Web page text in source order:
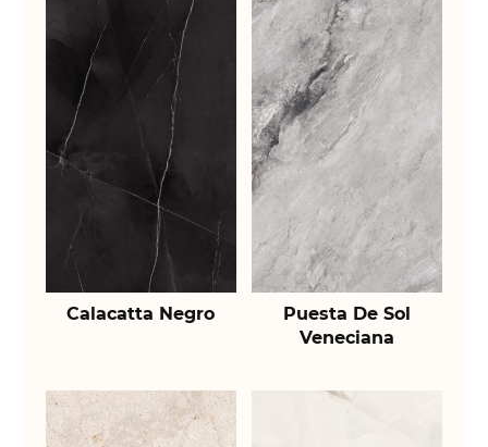
Calacatta Negro
Puesta De Sol
Veneciana